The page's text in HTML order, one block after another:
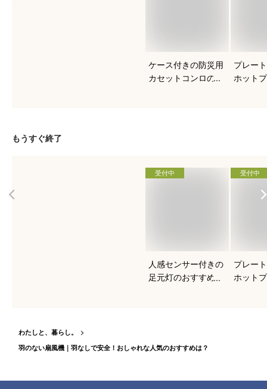
ケース付きの防災用
カセットコンロのお
プレー
ホット
もうすぐ終了
受付中
人感センサー付きの
足元灯のおすすめを
受付中
プレー
ホット
わたしと、暮らし。
羽のない扇風機｜羽なしで安全！おしゃれな人気のおすすめは？